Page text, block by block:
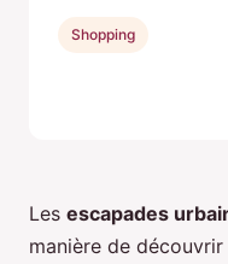
Les escapades
manière de
Shopping